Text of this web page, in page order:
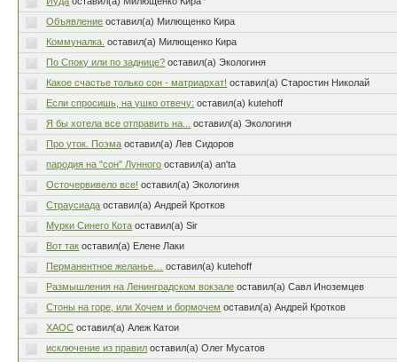
Объявление оставил(а) Милющенко Кира
Коммуналка. оставил(а) Милющенко Кира
По Споку или по заднице? оставил(а) Экологиня
Какое счастье только сон - матриархат! оставил(а) Старостин Николай
Если спросишь, на ушко отвечу: оставил(а) kutehoff
Я бы хотела все отправить на...
оставил(а) Экологиня
Про уток. Поэма оставил(а) Лев Сидоров
пародия на "сон" Лунного оставил(а) an'ta
Осточервивело все! оставил(а) Экологиня
Страусиада оставил(а) Андрей Кротков
Мурки Синего Кота оставил(а) Sir
Вот так оставил(а) Елене Лаки
Перманентное желанье…
оставил(а) kutehoff
Размышления на Ленинградском вокзале оставил(а) Савл Иноземцев
Стоны на горе, или Хочем и бормочем оставил(а) Андрей Кротков
ХАОС оставил(а) Алеж Катои
исключение из правил оставил(а) Oлег Мусатов